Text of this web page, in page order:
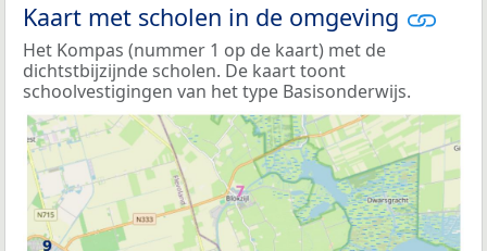
Kaart met scholen in de omgeving
Het Kompas (nummer 1 op de kaart) met de
dichtstbijzijnde scholen. De kaart toont
schoolvestigingen van het type Basisonderwijs.